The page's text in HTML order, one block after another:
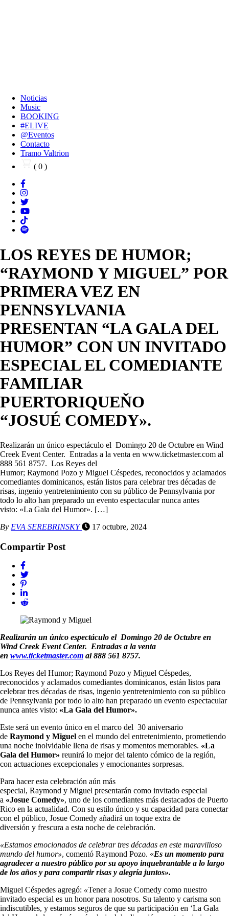
Noticias
Music
BOOKING
#ELIVE
@Eventos
Contacto
Tramo Valtrion
( 0 )
LOS REYES DE HUMOR;
“RAYMOND Y MIGUEL” POR
PRIMERA VEZ EN
PENNSYLVANIA
PRESENTAN “LA GALA DEL
HUMOR” CON UN INVITADO
ESPECIAL EL COMEDIANTE
FAMILIAR
PUERTORIQUEŇO
“JOSUÉ COMEDY».
Realizarán un único espectáculo el Domingo 20 de Octubre en Wind
Creek Event Center. Entradas a la venta en www.ticketmaster.com al
888 561 8757. Los Reyes del
Humor; Raymond Pozo y Miguel Céspedes, reconocidos y aclamados
comediantes dominicanos, están listos para celebrar tres décadas de
risas, ingenio yentretenimiento con su público de Pennsylvania por
todo lo alto han preparado un evento espectacular nunca antes
visto: «La Gala del Humor». […]
By EVA SEREBRINSKY 17 octubre, 2024
Compartir Post
Realizarán un único espectáculo el Domingo 20 de Octubre en
Wind Creek Event Center. Entradas a la venta
en www.ticketmaster.com al 888 561 8757.
Los Reyes del Humor; Raymond Pozo y Miguel Céspedes,
reconocidos y aclamados comediantes dominicanos, están listos para
celebrar tres décadas de risas, ingenio yentretenimiento con su público
de Pennsylvania por todo lo alto han preparado un evento espectacular
nunca antes visto: «La Gala del Humor».
Este será un evento único en el marco del 30 aniversario
de Raymond y Miguel en el mundo del entretenimiento, prometiendo
una noche inolvidable llena de risas y momentos memorables. «La
Gala del Humor» reunirá lo mejor del talento cómico de la región,
con actuaciones excepcionales y emocionantes sorpresas.
Para hacer esta celebración aún más
especial, Raymond y Miguel presentarán como invitado especial
a «Josue Comedy», uno de los comediantes más destacados de Puerto
Rico en la actualidad. Con su estilo único y su capacidad para conectar
con el público, Josue Comedy añadirá un toque extra de
diversión y frescura a esta noche de celebración.
«Estamos emocionados de celebrar tres décadas en este maravilloso
mundo del humor», comentó Raymond Pozo. «Es un momento para
agradecer a nuestro público por su apoyo inquebrantable a lo largo
de los años y para compartir risas y alegría juntos».
Miguel Céspedes agregó: «Tener a Josue Comedy como nuestro
invitado especial es un honor para nosotros. Su talento y carisma son
indiscutibles, y estamos seguros de que su participación en ‘La Gala